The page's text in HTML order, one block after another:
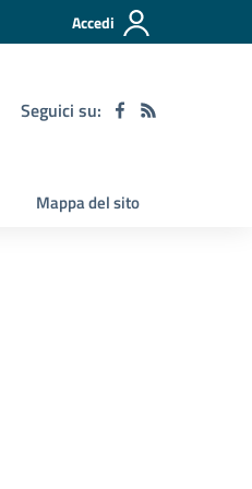
Accedi
Seguici su:
Mappa del sito